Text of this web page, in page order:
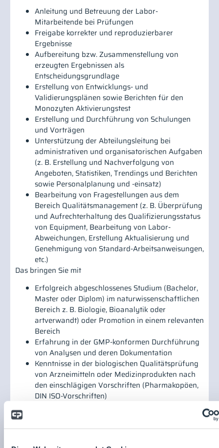
Anleitung und Betreuung der Labor-
Mitarbeitende bei Prüfungen
Freigabe korrekter und reproduzierbarer
Ergebnisse
Aufbereitung bzw. Zusammenstellung von
erzeugten Ergebnissen als
Entscheidungsgrundlage
Erstellung von Entwicklungs- und
Validierungsplänen sowie Berichten für den
Monozyten Aktivierungstest
Erstellung und Durchführung von Schulungen
und Vorträgen
Unterstützung der Abteilungsleitung bei
administrativen und organisatorischen Aufgaben
(z. B. Erstellung und Nachverfolgung von
Angeboten, Statistiken, Trendings und Berichten
sowie Personalplanung und -einsatz)
Bearbeitung von Fragestellungen aus dem
Bereich Qualitätsmanagement (z. B. Überprüfung
und Aufrechterhaltung des Qualifizierungsstatus
von Equipment, Bearbeitung von Labor-
Abweichungen, Erstellung Aktualisierung und
Genehmigung von Standard-Arbeitsanweisungen,
etc.)
Das bringen Sie mit
Erfolgreich abgeschlossenes Studium (Bachelor,
Master oder Diplom) im naturwissenschaftlichen
Bereich z. B. Biologie, Bioanalytik oder
artverwandt) oder Promotion in einem relevanten
Bereich
Erfahrung in der GMP-konformen Durchführung
von Analysen und deren Dokumentation
Kenntnisse in der biologischen Qualitätsprüfung
von Arzneimitteln oder Medizinprodukten nach
den einschlägigen Vorschriften (Pharmakopöen,
DIN ISO-Vorschriften)
zu entwickeln